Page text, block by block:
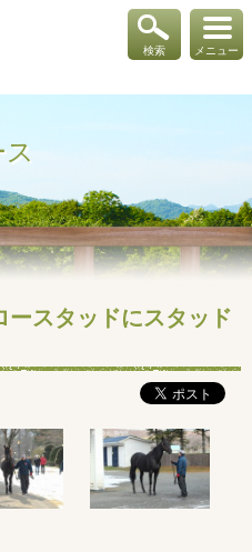
メニュー
検索
ースタッドにスタッド